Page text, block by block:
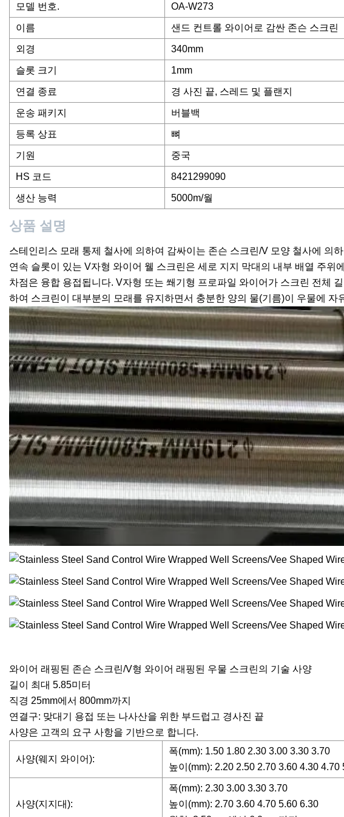
모델 번호. OA-W273
이름 샌드 컨트롤 와이어로 감싼 존슨 스크린
외경 340mm
슬롯 크기 1mm
연결 종료 경 사진 끝, 스레드 및 플랜지
운송 패키지 버블백
등록 상표 뼈
기원 중국
HS 코드 8421299090
생산 능력 5000m/월
상품 설명
스테인리스 모래 통제 철사에 의하여 감싸이는 존슨 스크린/V 모양 철사에 의
연속 슬롯이 있는 V자형 와이어 웰 스크린은 세로 지지 막대의 내부 배열 주
차점은 융합 용접됩니다. V자형 또는 쐐기형 프로파일 와이어가 스크린 전체
하여 스크린이 대부분의 모래를 유지하면서 충분한 양의 물(기름)이 우물에
와이어 래핑된 존슨 스크린/V형 와이어 래핑된 우물 스크린의 기술 사양
길이 최대 5.85미터
직경 25mm에서 800mm까지
연결구: 맞대기 용접 또는 나사산을 위한 부드럽고 경사진 끝
사양은 고객의 요구 사항을 기반으로 합니다.
사양(웨지 와이어):
폭(mm): 1.50 1.80 2.30 3.00 3.30 3.70
높이(mm): 2.20 2.50 2.70 3.60 4.30 4.70
사양(지지대):
폭(mm): 2.30 3.00 3.30 3.70
높이(mm): 2.70 3.60 4.70 5.60 6.30